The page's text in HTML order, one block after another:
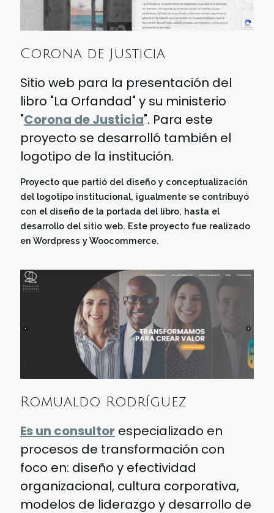
Corona de Justicia
Sitio web para la presentación del
libro "La Orfandad" y su ministerio
"Corona de Justicia". Para este
proyecto se desarrolló también el
logotipo de la institución.
Proyecto que partió del diseño y conceptualización
del logotipo institucional, igualmente se contribuyó
con el diseño de la portada del libro, hasta el
desarrollo del sitio web. Este proyecto fue realizado
en Wordpress y Woocommerce.
Romualdo Rodríguez
Es un consultor especializado en
procesos de transformación con
foco en: diseño y efectividad
organizacional, cultura corporativa,
modelos de liderazgo y desarrollo de